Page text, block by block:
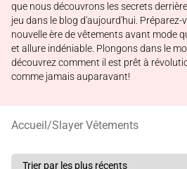
que nous découvrons les secrets
jeu dans le blog d'aujourd'hui.
nouvelle ère de vêtements avant mode
et allure indéniable. Plongons dans le
découvrez comment il est prêt à
comme jamais auparavant!
Accueil/Slayer Vêtements